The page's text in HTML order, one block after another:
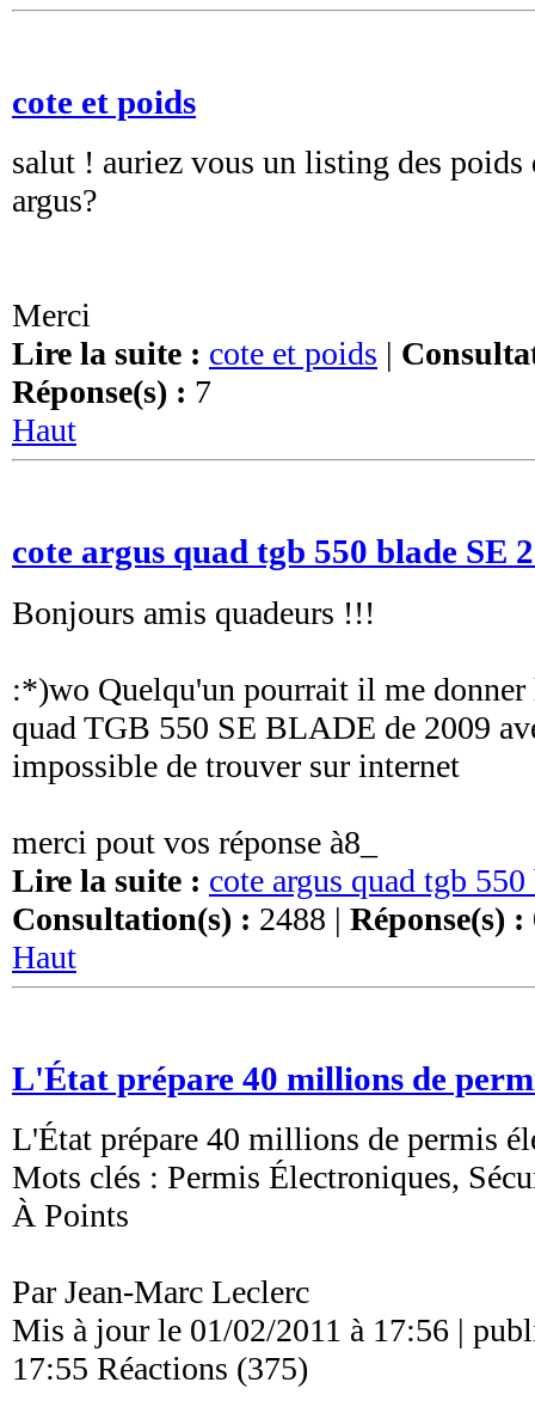
cote et poids
salut ! auriez vous un listing des poids
argus?
Merci
Lire la suite : cote et poids |
Réponse(s) : 7
Haut
cote argus quad tgb 550 blade SE
Bonjours amis quadeurs !!!
:*)wo Quelqu'un pourrait il me donner
quad TGB 550 SE BLADE de 2009
impossible de trouver sur internet
merci pout vos réponse à8_
Lire la suite : cote argus quad tgb
Consultation(s) : 2488 | Réponse(s) :
Haut
L'État prépare 40 millions de
L'État prépare 40 millions de permis
Mots clés : Permis Électroniques,
À Points
Par Jean-Marc Leclerc
Mis à jour le 01/02/2011 à 17:56 |
17:55 Réactions (375)